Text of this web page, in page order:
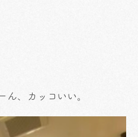
ん、カッコいい。